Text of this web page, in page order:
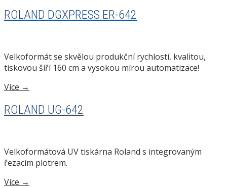
ROLAND DGXPRESS ER-642
Velkoformát se skvělou produkční rychlostí, kvalitou,
tiskovou šíří 160 cm a vysokou mírou automatizace!
Více →
ROLAND UG-642
Velkoformátová UV tiskárna Roland s integrovaným
řezacím plotrem.
Více →